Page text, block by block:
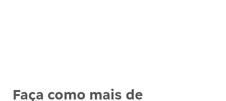
Faça como mais de